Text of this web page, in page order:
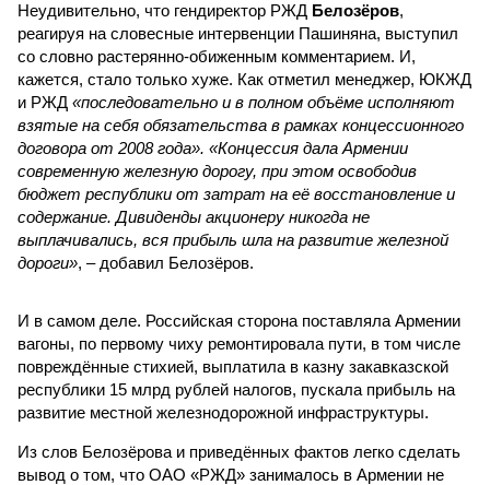
Неудивительно, что гендиректор РЖД Белозёров,
реагируя на словесные интервенции Пашиняна, выступил
со словно растерянно-обиженным комментарием. И,
кажется, стало только хуже. Как отметил менеджер, ЮКЖД
и РЖД «последовательно и в полном объёме исполняют
взятые на себя обязательства в рамках концессионного
договора от 2008 года». «Концессия дала Армении
современную железную дорогу, при этом освободив
бюджет республики от затрат на её восстановление и
содержание. Дивиденды акционеру никогда не
выплачивались, вся прибыль шла на развитие железной
дороги», – добавил Белозёров.
И в самом деле. Российская сторона поставляла Армении
вагоны, по первому чиху ремонтировала пути, в том числе
повреждённые стихией, выплатила в казну закавказской
республики 15 млрд рублей налогов, пускала прибыль на
развитие местной железнодорожной инфраструктуры.
Из слов Белозёрова и приведённых фактов легко сделать
вывод о том, что ОАО «РЖД» занималось в Армении не